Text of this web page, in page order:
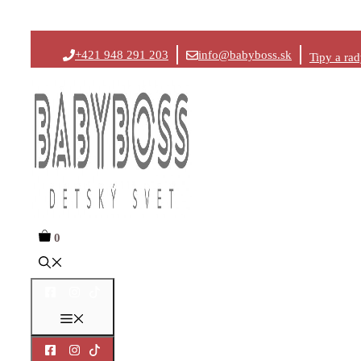
na
+421 948 291 203 info@babyboss.sk Tipy a
0